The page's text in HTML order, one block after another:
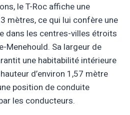
le T-Roc affiche une
mètres, ce qui lui confère une
dans les centres-villes étroits
Menehould. Sa largeur de
une habitabilité intérieure
d’environ 1,57 mètre
position de conduite
les conducteurs.